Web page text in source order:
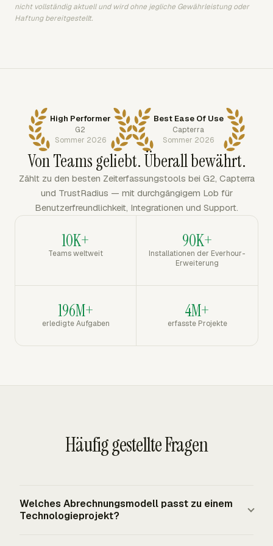
nicht vollständig aktuell und wird ohne jegliche Gewährleistung oder
Haftung bereitgestellt.
High Performer
G2
Sommer 2026
Best Ease Of Use
Capterra
Sommer 2026
Von Teams geliebt. Überall bewährt.
Zählt zu den besten Zeiterfassungstools bei G2, Capterra
und TrustRadius — mit durchgängigem Lob für
Benutzerfreundlichkeit, Integrationen und Support.
10K+
Teams weltweit
90K+
Installationen der Everhour-
Erweiterung
196M+
erledigte Aufgaben
4M+
erfasste Projekte
Häufig gestellte Fragen
Welches Abrechnungsmodell passt zu einem
Technologieprojekt?